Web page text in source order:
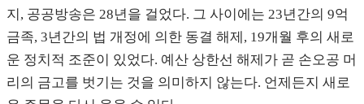
지, 공공방송은 28년을 걸었다. 그 사이에는 23년간의 9억
금족, 3년간의 법 개정에 의한 동결 해제, 19개월 후의 새로
운 정치적 조준이 있었다. 예산 상한선 해제가 곧 손오공 머
리의 금고를 벗기는 것을 의미하지 않는다. 언제든지 새로